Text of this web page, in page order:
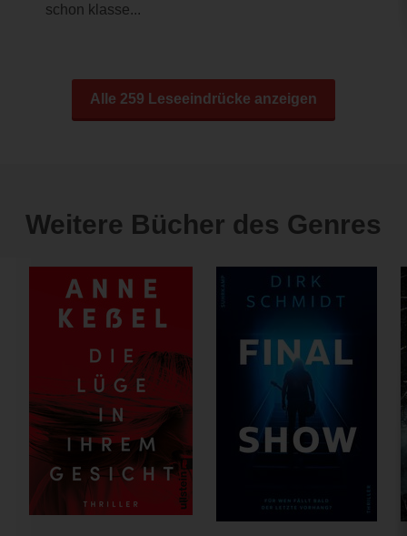
schon klasse...
Alle 259 Leseeindrücke anzeigen
Weitere Bücher des Genres